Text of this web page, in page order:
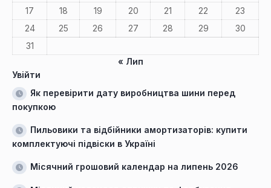
17
18 19 20 21 22
23
24
25 26 27 28 29
30
31
« Лип
Увійти
Як перевірити дату виробництва шини перед
покупкою
Пильовики та відбійники амортизаторів: купити
комплектуючі підвіски в Україні
Місячний грошовий календар на липень 2026